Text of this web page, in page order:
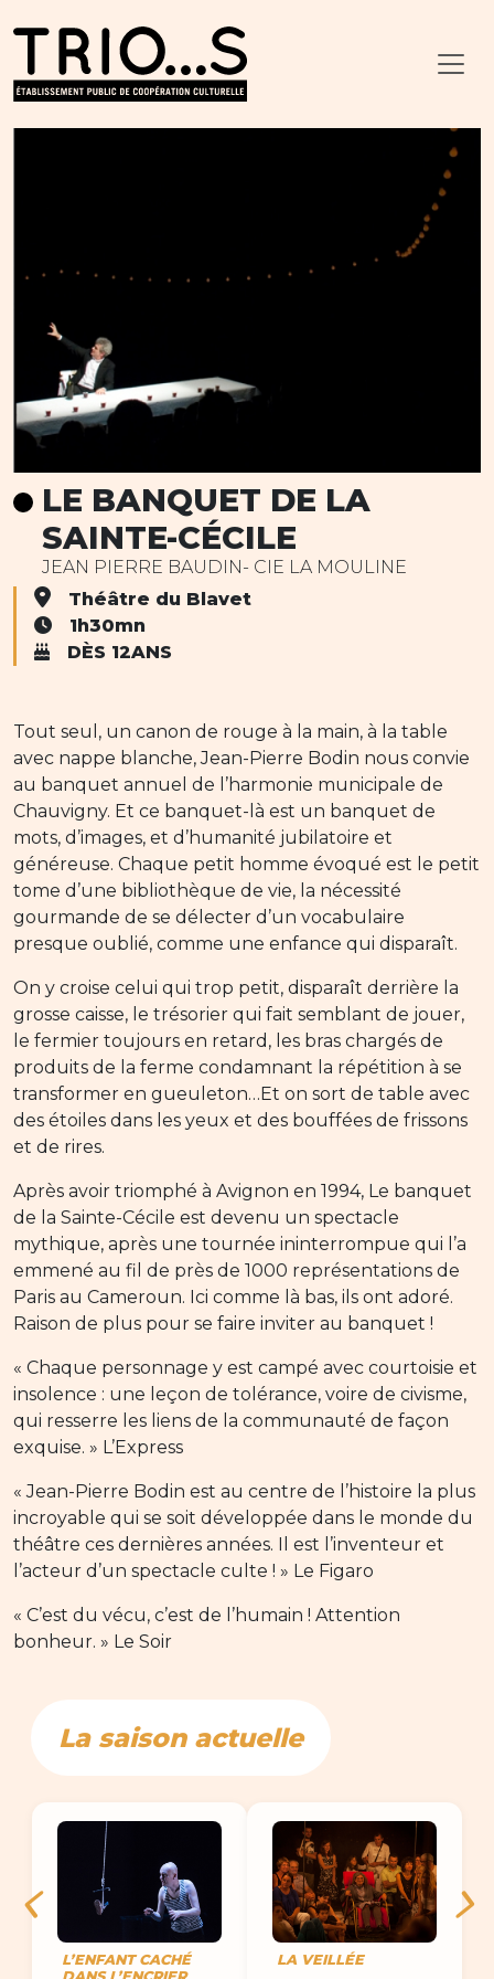
LE BANQUET DE LA
SAINTE-CÉCILE
JEAN PIERRE BAUDIN- CIE LA MOULINE
Théâtre du Blavet
1h30mn
DÈS 12ANS
Tout seul, un canon de rouge à la main, à la table
avec nappe blanche, Jean-Pierre Bodin nous convie
au banquet annuel de l’harmonie municipale de
Chauvigny. Et ce banquet-là est un banquet de
mots, d’images, et d’humanité jubilatoire et
généreuse. Chaque petit homme évoqué est le petit
tome d’une bibliothèque de vie, la nécessité
gourmande de se délecter d’un vocabulaire
presque oublié, comme une enfance qui disparaît.
On y croise celui qui trop petit, disparaît derrière la
grosse caisse, le trésorier qui fait semblant de jouer,
le fermier toujours en retard, les bras chargés de
produits de la ferme condamnant la répétition à se
transformer en gueuleton…Et on sort de table avec
des étoiles dans les yeux et des bouffées de frissons
et de rires.
Après avoir triomphé à Avignon en 1994, Le banquet
de la Sainte-Cécile est devenu un spectacle
mythique, après une tournée ininterrompue qui l’a
emmené au fil de près de 1000 représentations de
Paris au Cameroun. Ici comme là bas, ils ont adoré.
Raison de plus pour se faire inviter au banquet !
« Chaque personnage y est campé avec courtoisie et
insolence : une leçon de tolérance, voire de civisme,
qui resserre les liens de la communauté de façon
exquise. » L’Express
« Jean-Pierre Bodin est au centre de l’histoire la plus
incroyable qui se soit développée dans le monde du
théâtre ces dernières années. Il est l’inventeur et
l’acteur d’un spectacle culte ! » Le Figaro
« C’est du vécu, c’est de l’humain ! Attention
bonheur. » Le Soir
La saison actuelle
L’ENFANT CACHÉ
LA VEILLÉE